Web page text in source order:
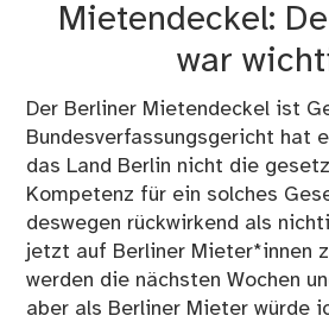
Mietendeckel:
war
Der Berliner Mietendeckel ist
Bundesverfassungsgericht hat
das Land Berlin nicht die
Kompetenz für ein solches
deswegen rückwirkend als
jetzt auf Berliner Mieter*innen
werden die nächsten Wochen
aber als Berliner Mieter würde